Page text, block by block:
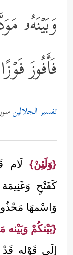
وَبَیۡنَهُۥ
فَأَفُوزَ
تفسير الجلالين
{وَلَئِنْ} لَام
كَفَتْحٍ وَغَنِيمَة
وَاسْمهَا
{بَيْنكُمْ وَبَيْنه
إلَى قَوْله